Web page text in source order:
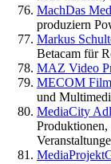
MachDas
produziern
Markus
Betacam für
MAZ Video
MECOM
und
MediaCity